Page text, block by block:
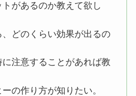
トがあるのか教えて欲し
どのくらい効果が出るの
注意することがあれば教
の作り方が知りたい。